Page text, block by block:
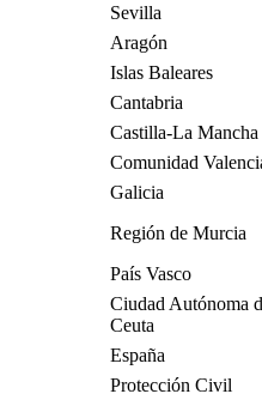
Sevilla
Aragón
Islas Baleares
Cantabria
Castilla-La Mancha
Comunidad
Galicia
Región de Murcia
País Vasco
Ciudad Autónoma
Ceuta
España
Protección Civil